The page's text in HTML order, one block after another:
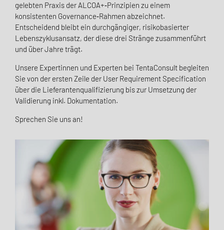
gelebten Praxis der ALCOA+‑Prinzipien zu einem
konsistenten Governance‑Rahmen abzeichnet.
Entscheidend bleibt ein durchgängiger, risikobasierter
Lebenszyklusansatz, der diese drei Stränge zusammenführt
und über Jahre trägt.
Unsere Expertinnen und Experten bei TentaConsult begleiten
Sie von der ersten Zeile der User Requirement Specification
über die Lieferantenqualifizierung bis zur Umsetzung der
Validierung inkl. Dokumentation.
Sprechen Sie uns an!